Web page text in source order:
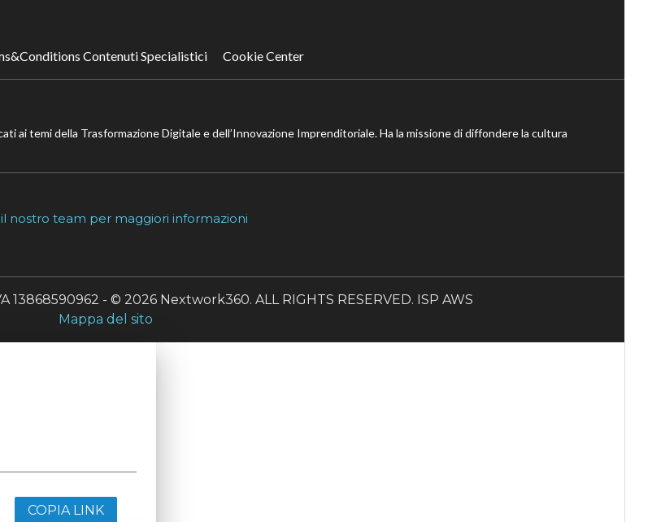
Contenuti Specialistici Cookie Center
ai temi della Trasformazione Digitale e dell’Innovazione Imprenditoriale. Ha la missione di diffondere la cultura
nostro team per maggiori informazioni
- © 2026 Nextwork360. ALL RIGHTS RESERVED. ISP AWS
Mappa del sito
COPIA LINK